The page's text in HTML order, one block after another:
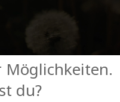
Möglichkeiten.
du?